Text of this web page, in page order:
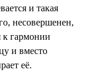
и такая
несовершенен,
к гармонии
и вместо
её.